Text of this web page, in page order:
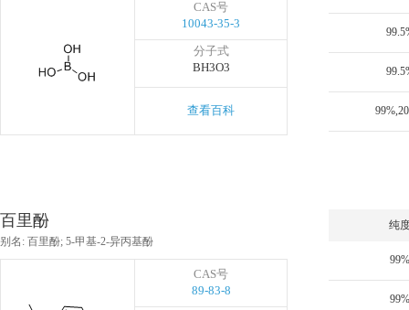
CAS号
10043-35-3
分子式
BH3O3
查看百科
百里酚
别名: 百里酚; 5-甲基-2-异丙基酚
CAS号
89-83-8
纯
99%
99%